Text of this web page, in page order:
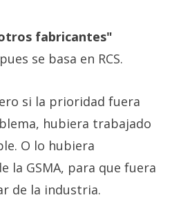
fabricantes"
se basa en RCS.
si la prioridad fuera
hubiera trabajado
O lo hubiera
la GSMA, para que fuera
de la industria.